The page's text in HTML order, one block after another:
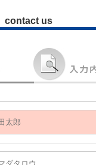
contact us